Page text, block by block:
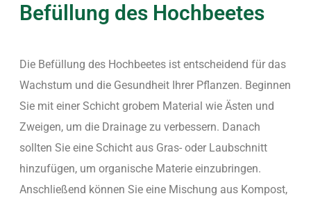
Befüllung des Hochbeetes
Die Befüllung des Hochbeetes ist entscheidend für das
Wachstum und die Gesundheit Ihrer Pflanzen. Beginnen
Sie mit einer Schicht grobem Material wie Ästen und
Zweigen, um die Drainage zu verbessern. Danach
sollten Sie eine Schicht aus Gras- oder Laubschnitt
hinzufügen, um organische Materie einzubringen.
Anschließend können Sie eine Mischung aus Kompost,